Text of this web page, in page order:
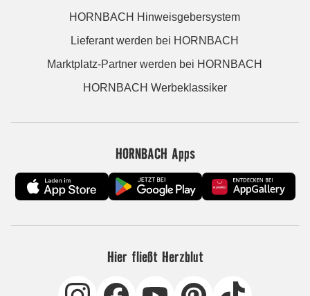
HORNBACH Hinweisgebersystem
Lieferant werden bei HORNBACH
Marktplatz-Partner werden bei HORNBACH
HORNBACH Werbeklassiker
HORNBACH Apps
Hier fließt Herzblut